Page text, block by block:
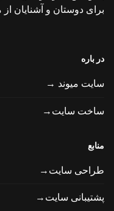
برای دوستان و آشنایان
در باره
سایت میوند →
ساخت سایت→
منابع
طراحی سایت→
پشتیبانی سایت→